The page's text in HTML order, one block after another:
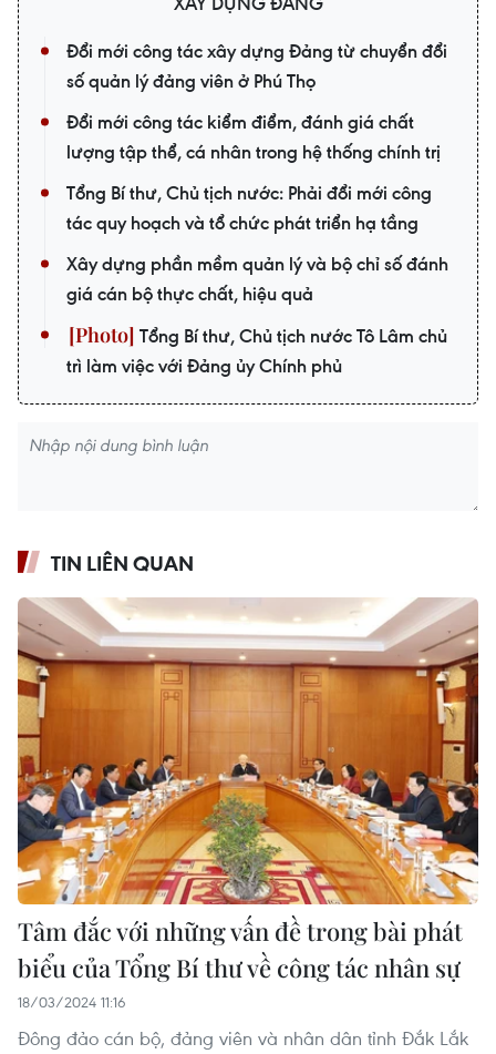
Đổi mới công tác xây dựng Đảng từ chuyển đổi
số quản lý đảng viên ở Phú Thọ
Đổi mới công tác kiểm điểm, đánh giá chất
lượng tập thể, cá nhân trong hệ thống chính trị
Tổng Bí thư, Chủ tịch nước: Phải đổi mới công
tác quy hoạch và tổ chức phát triển hạ tầng
Xây dựng phần mềm quản lý và bộ chỉ số đánh
giá cán bộ thực chất, hiệu quả
Tổng Bí thư, Chủ tịch nước Tô Lâm chủ
trì làm việc với Đảng ủy Chính phủ
TIN LIÊN QUAN
Tâm đắc với những vấn đề trong bài phát
biểu của Tổng Bí thư về công tác nhân sự
18/03/2024 11:16
Đông đảo cán bộ, đảng viên và nhân dân tỉnh Đắk Lắk